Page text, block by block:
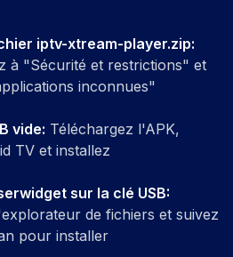
iptv-xtream-player.zip:
à "Sécurité et restrictions" et
inconnues"
vide: Téléchargez l'APK,
TV et installez
sur la clé USB:
de fichiers et suivez
pour installer